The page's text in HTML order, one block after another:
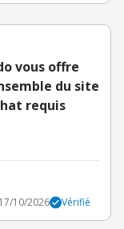
vous offre
du site
requis
10/2026 Vérifié